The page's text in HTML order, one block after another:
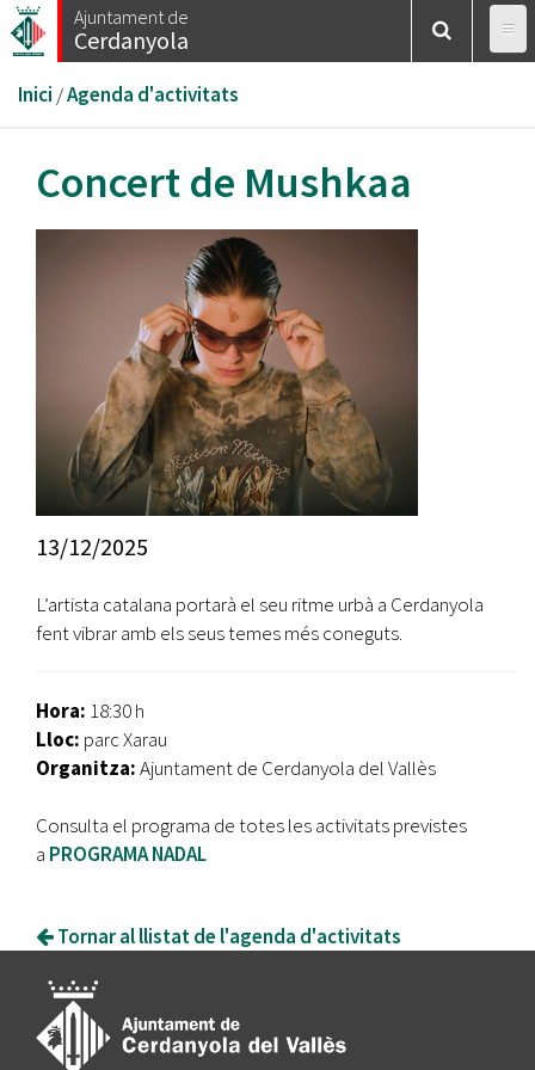
Vés
al
Ajuntament de
Cerdanyola
Esteu
aquí
Inici /Agenda d'activitats
Concert de Mushkaa
13/12/2025
L’artista catalana portarà el seu ritme urbà a Cerdanyola
fent vibrar amb els seus temes més coneguts.
Hora: 18:30 h
Lloc: parc Xarau
Organitza:Ajuntament de Cerdanyola del Vallès
Consulta el programa de totes les activitats previstes
a PROGRAMA NADAL
Tornar al llistat de l'agenda d'activitats